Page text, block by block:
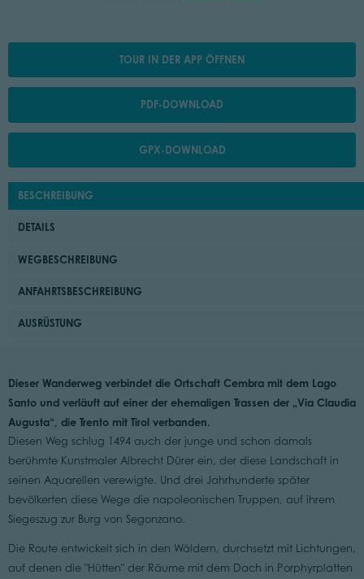
TOUR IN DER APP ÖFFNEN
PDF-DOWNLOAD
GPX-DOWNLOAD
BESCHREIBUNG
DETAILS
WEGBESCHREIBUNG
ANFAHRTSBESCHREIBUNG
AUSRÜSTUNG
Dieser Wanderweg verbindet die Ortschaft Cembra mit dem Lago
Santo und verläuft auf einer der ehemaligen Trassen der „Via Claudia
Augusta“, die Trento mit Tirol verbanden.
Diesen Weg schlug 1494 auch der junge und schon damals
berühmte Kunstmaler Albrecht Dürer ein, der diese Landschaft in
seinen Aquarellen verewigte. Und drei Jahrhunderte später
bevölkerten diese Wege die napoleonischen Truppen, auf ihrem
Siegeszug zur Burg von Segonzano.
Die Route entwickelt sich in den Wäldern, durchsetzt mit Lichtungen,
auf denen die "Hütten" der Räume mit dem Dach in Porphyrplatten